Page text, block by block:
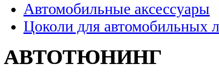
Автомобильные аксессуары
Цоколи для автомобильных
АВТОТЮНИНГ